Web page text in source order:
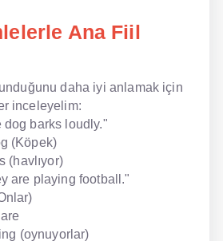
Ana Fiil
daha iyi anlamak için
inceleyelim:
dog barks loudly."
(Köpek)
(havlıyor)
are playing football."
(oynuyorlar)